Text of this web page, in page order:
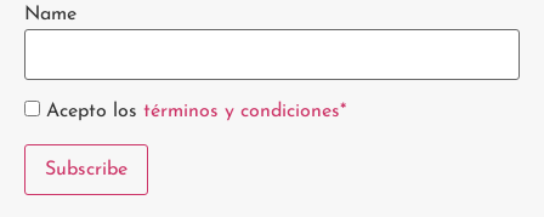
Name
Acepto los términos y condiciones*